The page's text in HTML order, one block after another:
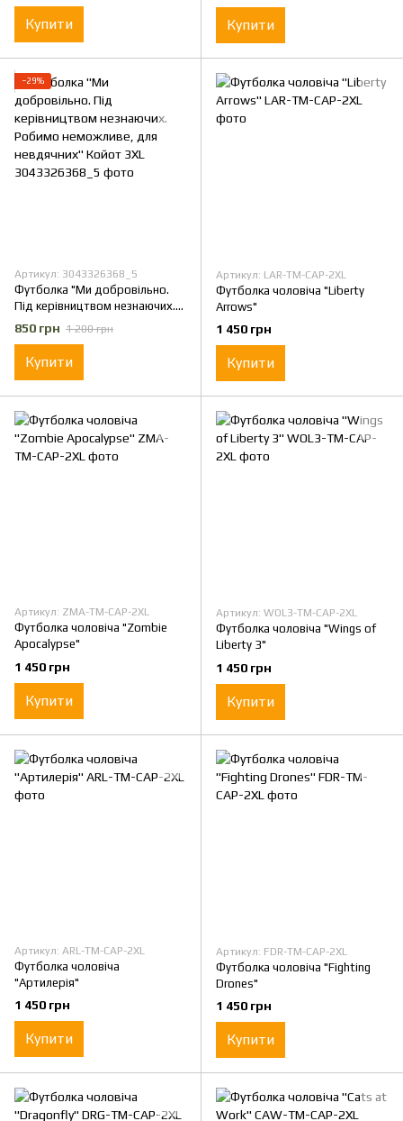
Купити Купити
−29%
Артикул: 3043326368_5
Футболка "Ми добровільно.
Під керівництвом незнаючих.
Робимо неможливе, для
невдячних" Койот 3XL
850 грн 1 200 грн
Купити
Артикул: LAR-TM-CAP-2XL
Футболка чоловіча "Liberty
Arrows"
1 450 грн
Купити
Артикул: ZMA-TM-CAP-2XL
Футболка чоловіча "Zombie
Apocalypse"
1 450 грн
Купити
Артикул: WOL3-TM-CAP-2XL
Футболка чоловіча "Wings of
Liberty 3"
1 450 грн
Купити
Артикул: ARL-TM-CAP-2XL
Футболка чоловіча
"Артилерія"
1 450 грн
Купити
Артикул: FDR-TM-CAP-2XL
Футболка чоловіча "Fighting
Drones"
1 450 грн
Купити